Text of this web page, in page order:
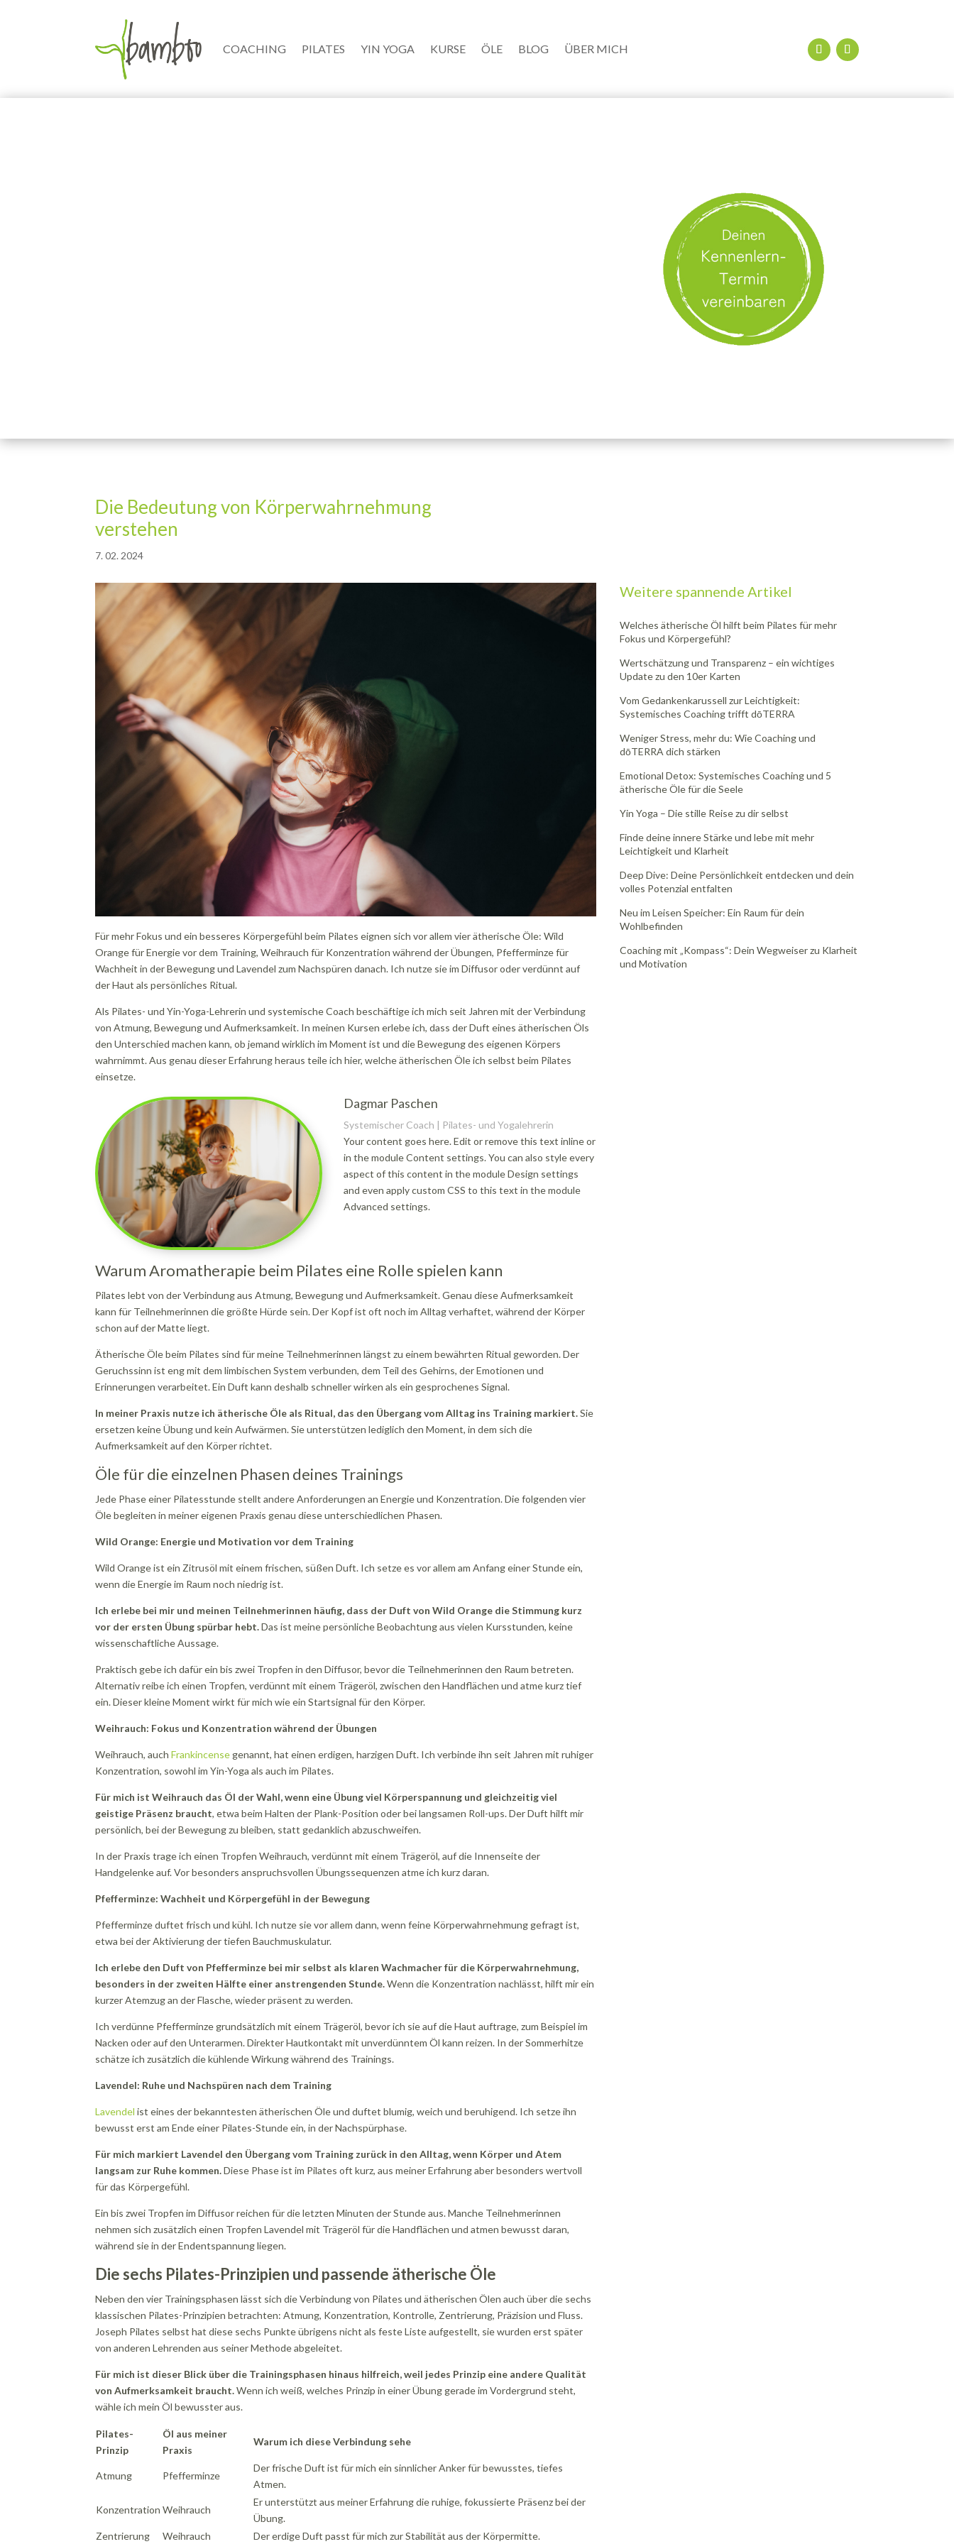
COACHING PILATES YIN YOGA KURSE ÖLE BLOG ÜBER MICH
Die Bedeutung von Körperwahrnehmung
verstehen
7. 02. 2024
Für mehr Fokus und ein besseres Körpergefühl beim Pilates eignen sich vor allem vier ätherische Öle: Wild
Orange für Energie vor dem Training, Weihrauch für Konzentration während der Übungen, Pfefferminze für
Wachheit in der Bewegung und Lavendel zum Nachspüren danach. Ich nutze sie im Diffusor oder verdünnt auf
der Haut als persönliches Ritual.
Als Pilates- und Yin-Yoga-Lehrerin und systemische Coach beschäftige ich mich seit Jahren mit der Verbindung
von Atmung, Bewegung und Aufmerksamkeit. In meinen Kursen erlebe ich, dass der Duft eines ätherischen Öls
den Unterschied machen kann, ob jemand wirklich im Moment ist und die Bewegung des eigenen Körpers
wahrnimmt. Aus genau dieser Erfahrung heraus teile ich hier, welche ätherischen Öle ich selbst beim Pilates
einsetze.
Dagmar Paschen
Systemischer Coach | Pilates- und Yogalehrerin
Your content goes here. Edit or remove this text inline or
in the module Content settings. You can also style every
aspect of this content in the module Design settings
and even apply custom CSS to this text in the module
Advanced settings.
Warum Aromatherapie beim Pilates eine Rolle spielen kann
Pilates lebt von der Verbindung aus Atmung, Bewegung und Aufmerksamkeit. Genau diese Aufmerksamkeit
kann für Teilnehmerinnen die größte Hürde sein. Der Kopf ist oft noch im Alltag verhaftet, während der Körper
schon auf der Matte liegt.
Ätherische Öle beim Pilates sind für meine Teilnehmerinnen längst zu einem bewährten Ritual geworden. Der
Geruchssinn ist eng mit dem limbischen System verbunden, dem Teil des Gehirns, der Emotionen und
Erinnerungen verarbeitet. Ein Duft kann deshalb schneller wirken als ein gesprochenes Signal.
In meiner Praxis nutze ich ätherische Öle als Ritual, das den Übergang vom Alltag ins Training markiert.Sie
ersetzen keine Übung und kein Aufwärmen. Sie unterstützen lediglich den Moment, in dem sich die
Aufmerksamkeit auf den Körper richtet.
Öle für die einzelnen Phasen deines Trainings
Jede Phase einer Pilatesstunde stellt andere Anforderungen an Energie und Konzentration. Die folgenden vier
Öle begleiten in meiner eigenen Praxis genau diese unterschiedlichen Phasen.
Wild Orange: Energie und Motivation vor dem Training
Wild Orange ist ein Zitrusöl mit einem frischen, süßen Duft. Ich setze es vor allem am Anfang einer Stunde ein,
wenn die Energie im Raum noch niedrig ist.
Ich erlebe bei mir und meinen Teilnehmerinnen häufig, dass der Duft von Wild Orange die Stimmung kurz
vor der ersten Übung spürbar hebt.Das ist meine persönliche Beobachtung aus vielen Kursstunden, keine
wissenschaftliche Aussage.
Praktisch gebe ich dafür ein bis zwei Tropfen in den Diffusor, bevor die Teilnehmerinnen den Raum betreten.
Alternativ reibe ich einen Tropfen, verdünnt mit einem Trägeröl, zwischen den Handflächen und atme kurz tief
ein. Dieser kleine Moment wirkt für mich wie ein Startsignal für den Körper.
Weihrauch: Fokus und Konzentration während der Übungen
Weihrauch, auchFrankincense genannt, hat einen erdigen, harzigen Duft. Ich verbinde ihn seit Jahren mit ruhiger
Konzentration, sowohl im Yin-Yoga als auch im Pilates.
Für mich ist Weihrauch das Öl der Wahl, wenn eine Übung viel Körperspannung und gleichzeitig viel
geistige Präsenz braucht, etwa beim Halten der Plank-Position oder bei langsamen Roll-ups. Der Duft hilft mir
persönlich, bei der Bewegung zu bleiben, statt gedanklich abzuschweifen.
In der Praxis trage ich einen Tropfen Weihrauch, verdünnt mit einem Trägeröl, auf die Innenseite der
Handgelenke auf. Vor besonders anspruchsvollen Übungssequenzen atme ich kurz daran.
Pfefferminze: Wachheit und Körpergefühl in der Bewegung
Pfefferminze duftet frisch und kühl. Ich nutze sie vor allem dann, wenn feine Körperwahrnehmung gefragt ist,
etwa bei der Aktivierung der tiefen Bauchmuskulatur.
Ich erlebe den Duft von Pfefferminze bei mir selbst als klaren Wachmacher für die Körperwahrnehmung,
besonders in der zweiten Hälfte einer anstrengenden Stunde.Wenn die Konzentration nachlässt, hilft mir ein
kurzer Atemzug an der Flasche, wieder präsent zu werden.
Ich verdünne Pfefferminze grundsätzlich mit einem Trägeröl, bevor ich sie auf die Haut auftrage, zum Beispiel im
Nacken oder auf den Unterarmen. Direkter Hautkontakt mit unverdünntem Öl kann reizen. In der Sommerhitze
schätze ich zusätzlich die kühlende Wirkung während des Trainings.
Lavendel: Ruhe und Nachspüren nach dem Training
Lavendel ist eines der bekanntesten ätherischen Öle und duftet blumig, weich und beruhigend. Ich setze ihn
bewusst erst am Ende einer Pilates-Stunde ein, in der Nachspürphase.
Für mich markiert Lavendel den Übergang vom Training zurück in den Alltag, wenn Körper und Atem
langsam zur Ruhe kommen.Diese Phase ist im Pilates oft kurz, aus meiner Erfahrung aber besonders wertvoll
für das Körpergefühl.
Ein bis zwei Tropfen im Diffusor reichen für die letzten Minuten der Stunde aus. Manche Teilnehmerinnen
nehmen sich zusätzlich einen Tropfen Lavendel mit Trägeröl für die Handflächen und atmen bewusst daran,
während sie in der Endentspannung liegen.
Die sechs Pilates-Prinzipien und passende ätherische Öle
Neben den vier Trainingsphasen lässt sich die Verbindung von Pilates und ätherischen Ölen auch über die sechs
klassischen Pilates-Prinzipien betrachten: Atmung, Konzentration, Kontrolle, Zentrierung, Präzision und Fluss.
Joseph Pilates selbst hat diese sechs Punkte übrigens nicht als feste Liste aufgestellt, sie wurden erst später
von anderen Lehrenden aus seiner Methode abgeleitet.
Für mich ist dieser Blick über die Trainingsphasen hinaus hilfreich, weil jedes Prinzip eine andere Qualität
von Aufmerksamkeit braucht.Wenn ich weiß, welches Prinzip in einer Übung gerade im Vordergrund steht,
wähle ich mein Öl bewusster aus.
Pilates-
Prinzip
Öl aus meiner
Praxis
Warum ich diese Verbindung sehe
Atmung Pfefferminze
Der frische Duft ist für mich ein sinnlicher Anker für bewusstes, tiefes
Atmen.
Konzentration Weihrauch
Er unterstützt aus meiner Erfahrung die ruhige, fokussierte Präsenz bei der
Übung.
Zentrierung
Weihrauch Der erdige Duft passt für mich zur Stabilität aus der Körpermitte.
Weitere spannende Artikel
Welches ätherische Öl hilft beim Pilates für mehr
Fokus und Körpergefühl?
Wertschätzung und Transparenz – ein wichtiges
Update zu den 10er Karten
Vom Gedankenkarussell zur Leichtigkeit:
Systemisches Coaching trifft dōTERRA
Weniger Stress, mehr du: Wie Coaching und
dōTERRA dich stärken
Emotional Detox: Systemisches Coaching und 5
ätherische Öle für die Seele
Yin Yoga – Die stille Reise zu dir selbst
Finde deine innere Stärke und lebe mit mehr
Leichtigkeit und Klarheit
Deep Dive: Deine Persönlichkeit entdecken und dein
volles Potenzial entfalten
Neu im Leisen Speicher: Ein Raum für dein
Wohlbefinden
Coaching mit „Kompass“: Dein Wegweiser zu Klarheit
und Motivation